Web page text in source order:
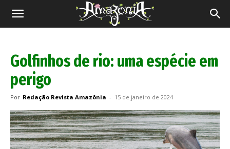
Revista
Golfinhos de rio: uma espécie em
perigo
Por Redação Revista Amazônia - 15 de janeiro de 2024